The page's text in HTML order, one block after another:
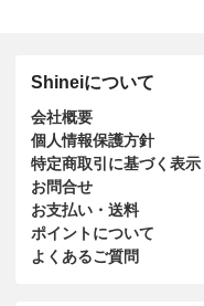
Shineiについて
会社概要
個人情報保護方針
特定商取引に基づく表示
お問合せ
お支払い・送料
ポイントについて
よくあるご質問